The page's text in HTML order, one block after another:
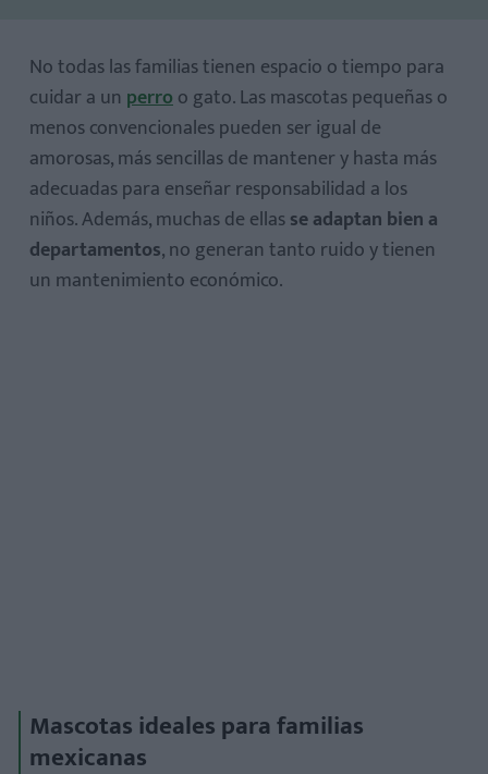
1. Hámster: pequeño, curioso y divertido
2. Conejillo de indias o cobaya
3. Peces de colores
4. Tortuga
5. Hurón
No todas las familias tienen espacio o tiempo para
cuidar a un perroo gato. Las mascotas pequeñas o
menos convencionales pueden ser igual de
amorosas, más sencillas de mantener y hasta más
adecuadas para enseñar responsabilidad a los
niños. Además, muchas de ellasse adaptan bien a
departamentos, no generan tanto ruido y tienen
un mantenimiento económico.
Mascotas ideales para familias
mexicanas